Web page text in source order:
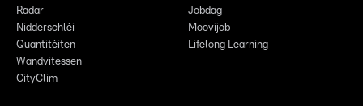
Radar
Nidderschléi
Quantitéiten
Wandvitessen
CityClim
Jobdag
Moovijob
Lifelong Learning